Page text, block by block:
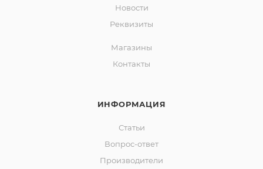
Новости
Реквизиты
Магазины
Контакты
ИНФОРМАЦИЯ
Статьи
Вопрос-ответ
Производители